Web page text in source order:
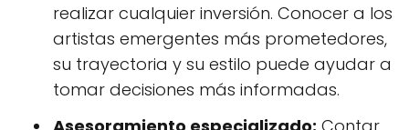
realizar cualquier inversión. Conocer a los
artistas emergentes más prometedores,
su trayectoria y su estilo puede ayudar a
tomar decisiones más informadas.